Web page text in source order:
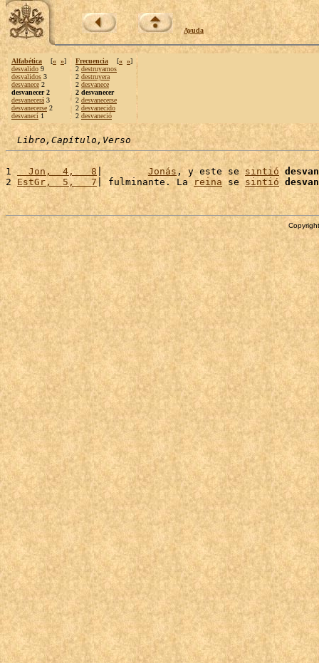
Ayuda
Alfabética [« »]
desvalido 9
desvalidos 3
desvanece 2
desvanecer 2
desvanecerá 3
desvanecerse 2
desvanecí 1
Frecuencia [« »]
2 destruyamos
2 destruyera
2 desvanece
2 desvanecer
2 desvanecerse
2 desvanecido
2 desvaneció
Libro,Capítulo,Verso
1
  Jon,  4,   8
| Jonás, y este se sintió
2 EstGr,  5,   7 | fulminante. La reina se sintió